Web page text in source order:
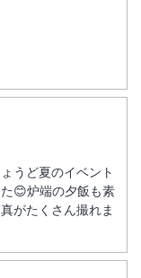
（完全予約制）。詳細
す。除雪は随時行って
うど夏のイベント
😊炉端の夕飯も素
がたくさん撮れま